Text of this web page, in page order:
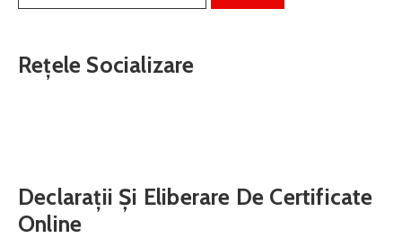
Rețele Socializare
Declarații Și Eliberare De Certificate
Online